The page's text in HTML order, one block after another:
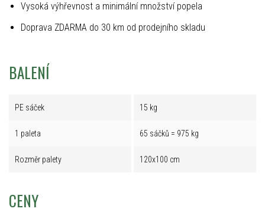
Vysoká výhřevnost a minimální množství popela
Doprava ZDARMA do 30 km od prodejního skladu
BALENÍ
PE sáček 15 kg
1 paleta 65 sáčků = 975 kg
Rozměr palety 120x100 cm
CENY